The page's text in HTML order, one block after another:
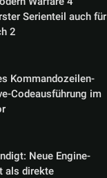
Serienteil auch für
2
Kommandozeilen-
Codeausführung im
Neue Engine-
als direkte